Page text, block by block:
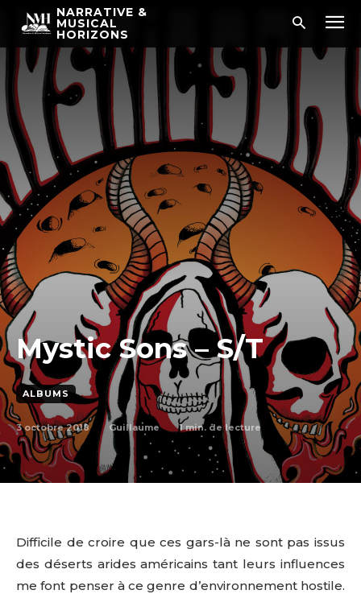
NARRATIVE &
MUSICAL
HORIZONS
Mystic Sons – S/T
ALBUMS
3 octobre 2018 Guillaume 1min. de lecture
Difficile de croire que ces gars-là ne sont pas issus
des déserts arides américains tant leurs influences
me font penser à ce genre d’environnement hostile.